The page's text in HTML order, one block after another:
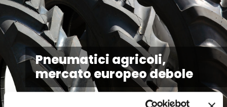
Pneumatici agricoli,
mercato europeo debole